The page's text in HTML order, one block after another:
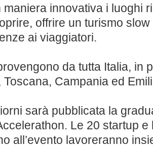
innovativa i luoghi
offrire un turismo
ai viaggiatori.
da tutta Italia, in
Toscana, Campania ed
sarà pubblicata la
Le 20 startup
all’evento lavoreranno